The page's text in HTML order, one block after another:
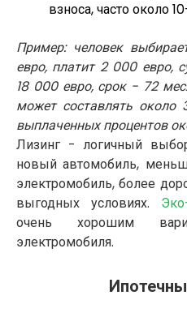
взноса, часто около
Пример: человек
евро, платит 2 000 евро,
18 000 евро, срок - 72
может составлять
выплаченных процентов
Лизинг - логичный
новый автомобиль,
электромобиль, более
выгодных условиях.
очень хорошим
электромобиля.